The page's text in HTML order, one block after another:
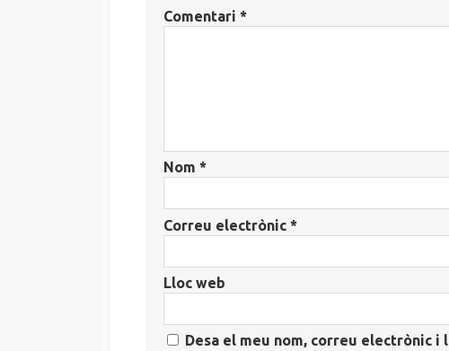
Comentari *
Nom *
Correu electrònic *
Lloc web
Desa el meu nom, correu electrònic i